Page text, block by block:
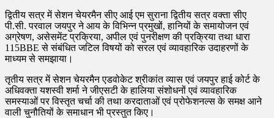
द्वितीय सत्र में सेशन चेयरमैन सीए आई एम सुराना द्वितीय सत्र वक्ता सीए
पी.सी. परवाल जयपुर ने आय के विभिन्न प्रमुखों, हानियों के समायोजन एवं
अग्रेषण, असेसमेंट प्रक्रिया, अपील एवं पुनरीक्षण की प्रक्रिया तथा धारा
115BBE से संबंधित जटिल विषयों को सरल एवं व्यावहारिक उदाहरणों के
माध्यम से समझाया।
तृतीय सत्र में सेशन चेयरमैन एडवोकेट श्रीकांत व्यास एवं जयपुर हाई कोर्ट के
अधिवक्ता यशस्वी शर्मा ने जीएसटी के हालिया संशोधनों एवं व्यावहारिक
समस्याओं पर विस्तृत चर्चा की तथा करदाताओं एवं प्रोफेशनल्स के समक्ष आने
वाली चुनौतियों के समाधान भी प्रस्तुत किए।